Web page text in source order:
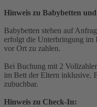
Hinweis zu Babybetten
Babybetten stehen auf
erfolgt die Unterbringung im
vor Ort zu zahlen.
Bei Buchung mit 2
im Bett der Eltern inklusive.
zubuchbar.
Hinweis zu Check-In: